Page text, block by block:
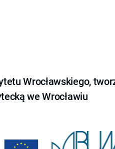
Wrocławskiego,
we Wrocławiu